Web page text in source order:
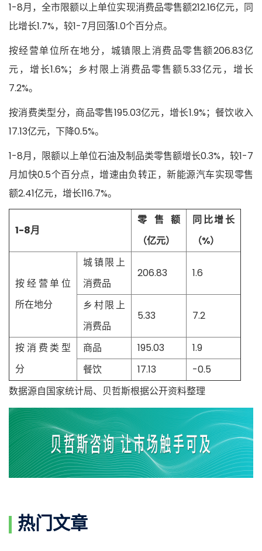
1-8月，全市限额以上单位实现消费品零售额212.16亿元，同
比增长1.7%，较1-7月回落1.0个百分点。
按经营单位所在地分，城镇限上消费品零售额206.83亿
元，增长1.6%；乡村限上消费品零售额5.33亿元，增长
7.2%。
按消费类型分，商品零售195.03亿元，增长1.9%；餐饮收入
17.13亿元，下降0.5%。
1-8月，限额以上单位石油及制品类零售额增长0.3%，较1-7
月加快0.5个百分点，增速由负转正，新能源汽车实现零售
额2.41亿元，增长116.7%。
1-8月
零售额
（亿元）
同比增长
（%）
按经营单位
所在地分
城镇限上
消费品
206.83 1.6
乡村限上
消费品
5.33 7.2
按消费类型
分
商品 195.03
1.9
餐饮
17.13
-0.5
数据源自国家统计局、贝哲斯根据公开资料整理
热门文章